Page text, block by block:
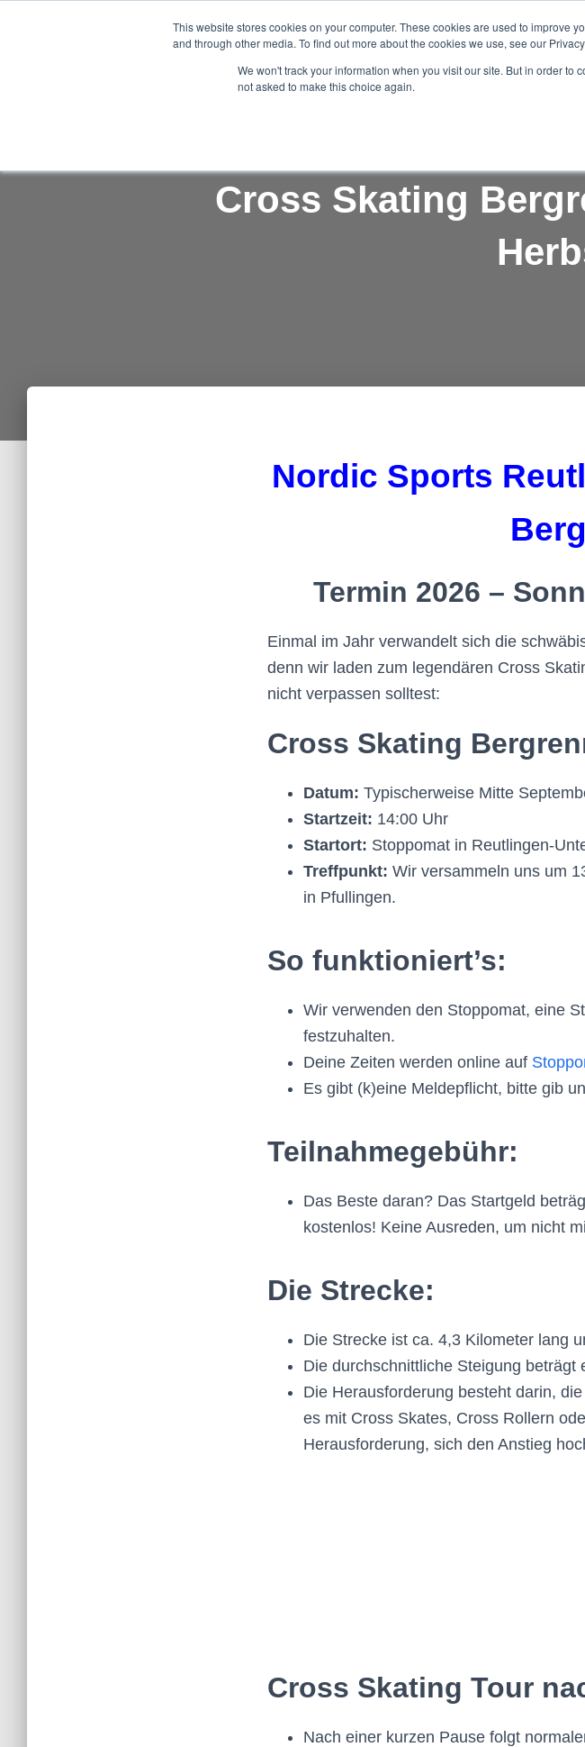
This website stores cookies on your computer. These cookies are used to improve
and through other media. To find out more about the cookies we use, see our
We won't track your information when you visit our site. But in order
not asked to make this choice again.
Nordic Sports Reutlingen
Cross Skating
Nordic Sports
Termin 2026 –
Einmal im Jahr verwandelt sich die
denn wir laden zum legendären Cross
nicht verpassen solltest:
Cross Skating
Datum: Typischerweise Mitte
Startzeit: 14:00 Uhr
Startort: Stoppomat in Reutlingen-
Treffpunkt: Wir versammeln uns um
in Pfullingen.
So funktioniert’s:
Wir verwenden den Stoppomat, eine
festzuhalten.
Deine Zeiten werden online auf
Es gibt (k)eine Meldepflicht, bitte gib
Teilnahmegebühr:
Das Beste daran? Das Startgeld
kostenlos! Keine Ausreden, um nicht
Die Strecke:
Die Strecke ist ca. 4,3 Kilometer lang
Die durchschnittliche Steigung beträgt
Die Herausforderung besteht darin,
es mit Cross Skates, Cross Rollern
Herausforderung, sich den Anstieg
Cross Skating Tour
Nach einer kurzen Pause folgt